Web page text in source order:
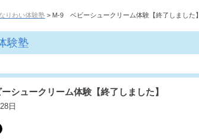
なりわい体験塾 > M-9 ベビーシュークリーム体験【終了しました】
験塾
シュークリーム体験【終了しました】
日